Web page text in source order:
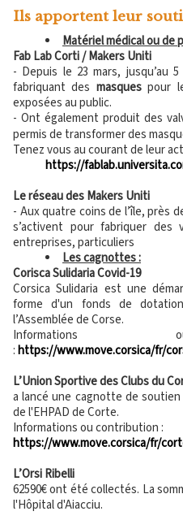
Ils apportent leur
Matérielmédicalou de
Fab Lab Corti / Makers Uniti
- Depuis le 23 mars, jusqu’au
fabriquant des masquespour
exposées au public.
- Ont également produit des
permis de transformer des
Tenez vous au courant de leur
https://
Le réseau des Makers Uniti
- Aux quatre coins de l’île, près
s’activent pour fabriquer des
entreprises, particuliers
Les cagnottes :
Corisca Sulidaria Covid-19
Corsica Sulidaria est une
forme d'un fonds de
l’Assemblée de Corse.
Informations
:https://www.move.corsica/fr/
L’Union Sportive des Clubs du
a lancé une cagnotte de
de l'EHPAD de Corte.
Informations ou contribution :
https://www.move.corsica/fr/
L’Orsi Ribelli
62590€ ont été collectés. La
l'Hôpital d'Aiacciu.